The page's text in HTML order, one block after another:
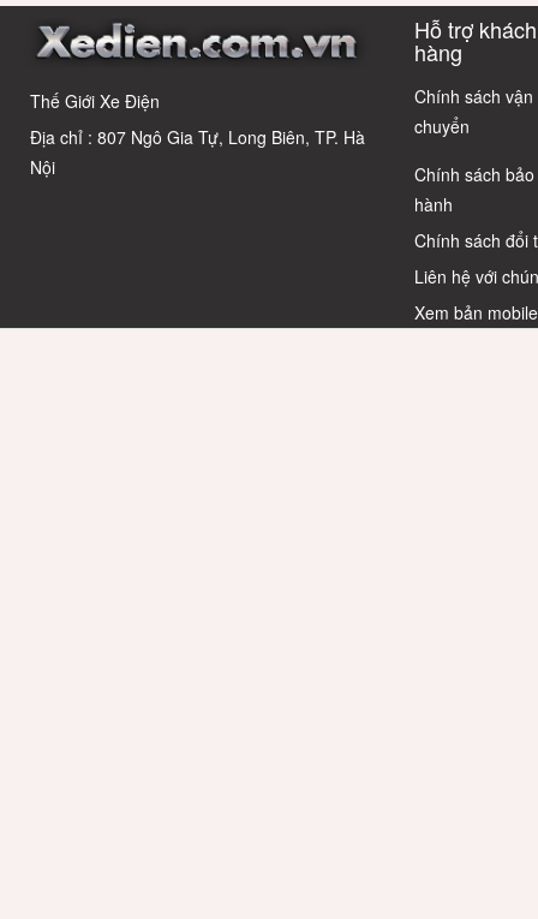
Cáo! 5 Bẫy
Phổ Biến Và Bí
Quyết Chọn Xe
Chuẩn Chỉnh
có câu trả lời
Cho Học Sinh
cho người
dùng
thái
Thế Giới Xe Điện
Địa chỉ : 807 Ngô Gia Tự, Long Biên, TP. Hà
Nội
Hỗ trợ khách
hàng
Chính sách vận
chuyển
Chính sách bảo
hành
Chính sách đổi
Liên hệ với
Xem bản